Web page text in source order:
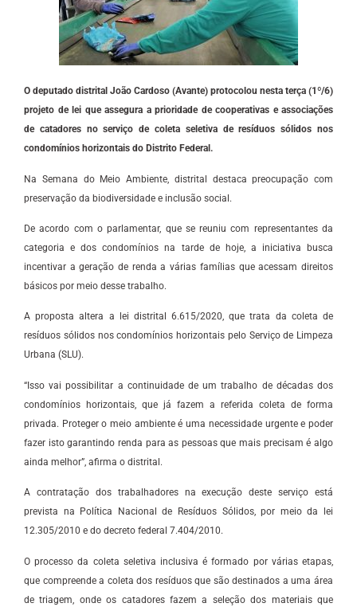
O deputado distrital João Cardoso (Avante) protocolou nesta terça (1º/6)
projeto de lei que assegura a prioridade de cooperativas e associações
de catadores no serviço de coleta seletiva de resíduos sólidos nos
condomínios horizontais do Distrito Federal.
Na Semana do Meio Ambiente, distrital destaca preocupação com
preservação da biodiversidade e inclusão social.
De acordo com o parlamentar, que se reuniu com representantes da
categoria e dos condomínios na tarde de hoje, a iniciativa busca
incentivar a geração de renda a várias famílias que acessam direitos
básicos por meio desse trabalho.
A proposta altera a lei distrital 6.615/2020, que trata da coleta de
resíduos sólidos nos condomínios horizontais pelo Serviço de Limpeza
Urbana (SLU).
“Isso vai possibilitar a continuidade de um trabalho de décadas dos
condomínios horizontais, que já fazem a referida coleta de forma
privada. Proteger o meio ambiente é uma necessidade urgente e poder
fazer isto garantindo renda para as pessoas que mais precisam é algo
ainda melhor”, afirma o distrital.
A contratação dos trabalhadores na execução deste serviço está
prevista na Política Nacional de Resíduos Sólidos, por meio da lei
12.305/2010 e do decreto federal 7.404/2010.
O processo da coleta seletiva inclusiva é formado por várias etapas,
que compreende a coleta dos resíduos que são destinados a uma área
de triagem, onde os catadores fazem a seleção dos materiais que